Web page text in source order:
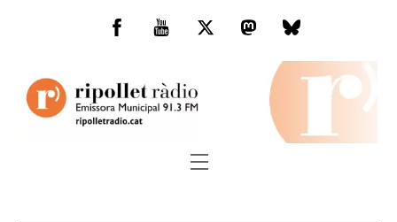
Facebook
You
TwitterMastodonBluesky
Menu